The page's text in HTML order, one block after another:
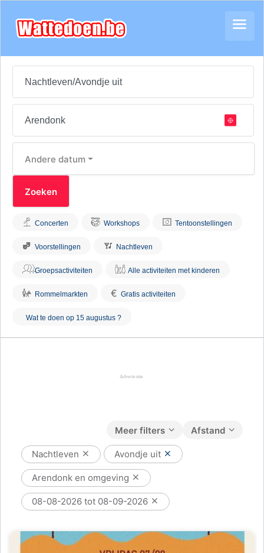
Andere datum
Concerten Workshops Tentoonstellingen
Voorstellingen Nachtleven
Groepsactiviteiten Alle activiteiten met kinderen
Rommelmarkten € Gratis activiteiten
Wat te doen op 15 augustus ?
Afstand
Meer filters
Nachtleven Avondje uit
Arendonk en omgeving
08-08-2026 tot 08-09-2026